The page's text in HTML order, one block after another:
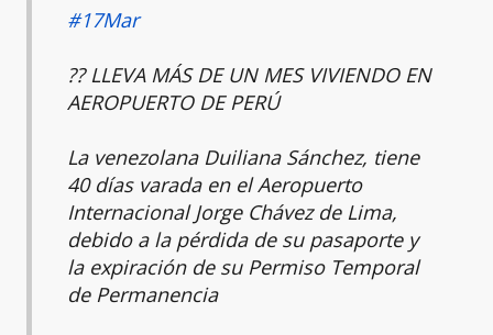
#17Mar
?? LLEVA MÁS DE UN MES VIVIENDO EN
AEROPUERTO DE PERÚ
La venezolana Duiliana Sánchez, tiene
40 días varada en el Aeropuerto
Internacional Jorge Chávez de Lima,
debido a la pérdida de su pasaporte y
la expiración de su Permiso Temporal
de Permanencia